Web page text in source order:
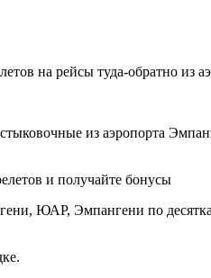
на рейсы туда-обратно из
из аэропорта
и получайте бонусы
ЮАР, Эмпангени по